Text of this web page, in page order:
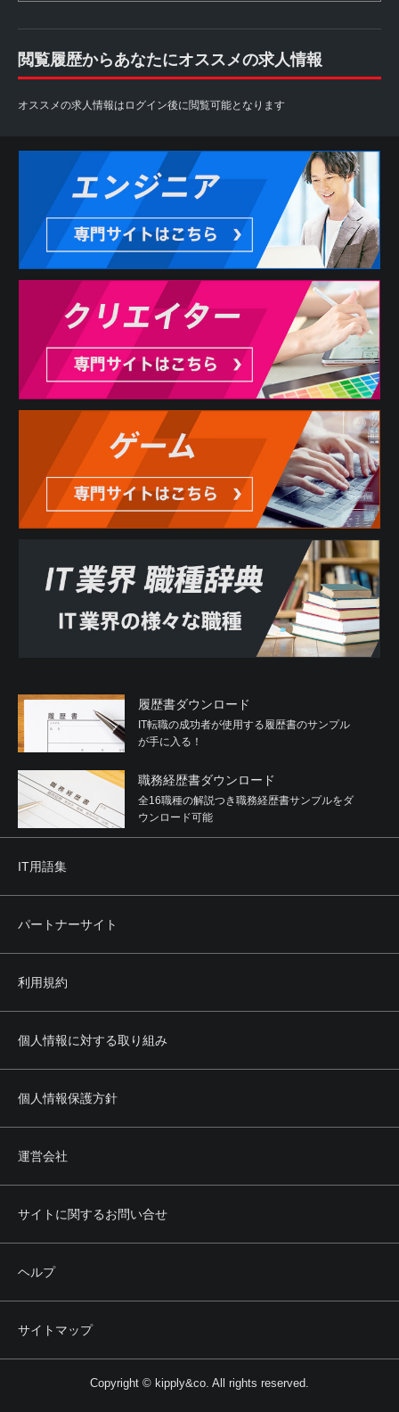
閲覧履歴からあなたにオススメの求人情報
オススメの求人情報はログイン後に閲覧可能となります
履歴書ダウンロード
IT転職の成功者が使用する履歴書のサンプル
が手に入る！
職務経歴書ダウンロード
全16職種の解説つき職務経歴書サンプルをダ
ウンロード可能
IT用語集
パートナーサイト
利用規約
個人情報に対する取り組み
個人情報保護方針
運営会社
サイトに関するお問い合せ
ヘルプ
サイトマップ
Copyright © kipply&co. All rights reserved.